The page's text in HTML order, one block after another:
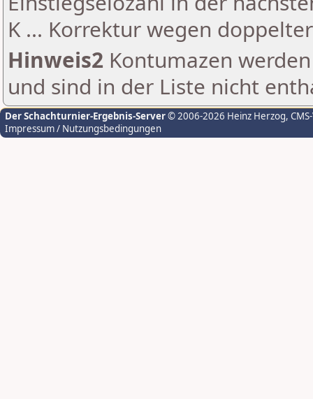
K ... Korrektur wegen
Hinweis2 Kontumazen
und sind in der Liste nicht
Der Schachturnier-Ergebnis-Server© 2006-2026 Heinz Herzog,
Impressum / Nutzungsbedingungen